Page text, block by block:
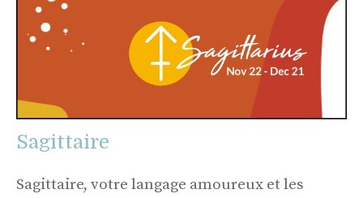
Sagittaire
Sagittaire, votre langage amoureux et les